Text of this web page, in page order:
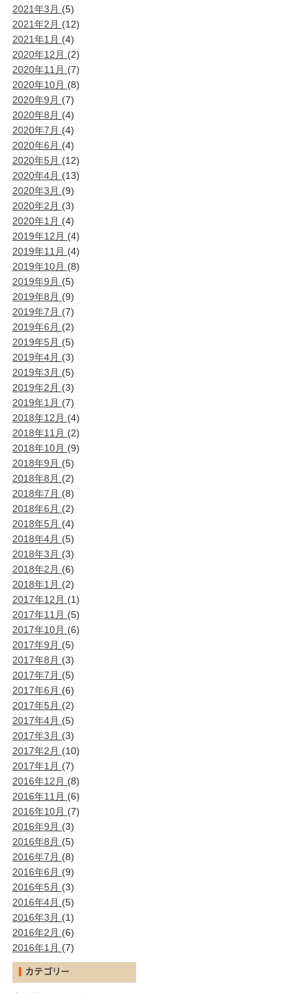
2021年3月 (5)
2021年2月 (12)
2021年1月 (4)
2020年12月 (2)
2020年11月 (7)
2020年10月 (8)
2020年9月 (7)
2020年8月 (4)
2020年7月 (4)
2020年6月 (4)
2020年5月 (12)
2020年4月 (13)
2020年3月 (9)
2020年2月 (3)
2020年1月 (4)
2019年12月 (4)
2019年11月 (4)
2019年10月 (8)
2019年9月 (5)
2019年8月 (9)
2019年7月 (7)
2019年6月 (2)
2019年5月 (5)
2019年4月 (3)
2019年3月 (5)
2019年2月 (3)
2019年1月 (7)
2018年12月 (4)
2018年11月 (2)
2018年10月 (9)
2018年9月 (5)
2018年8月 (2)
2018年7月 (8)
2018年6月 (2)
2018年5月 (4)
2018年4月 (5)
2018年3月 (3)
2018年2月 (6)
2018年1月 (2)
2017年12月 (1)
2017年11月 (5)
2017年10月 (6)
2017年9月 (5)
2017年8月 (3)
2017年7月 (5)
2017年6月 (6)
2017年5月 (2)
2017年4月 (5)
2017年3月 (3)
2017年2月 (10)
2017年1月 (7)
2016年12月 (8)
2016年11月 (6)
2016年10月 (7)
2016年9月 (3)
2016年8月 (5)
2016年7月 (8)
2016年6月 (9)
2016年5月 (3)
2016年4月 (5)
2016年3月 (1)
2016年2月 (6)
2016年1月 (7)